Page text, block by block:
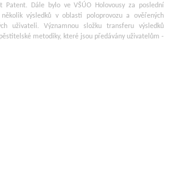
Patent. Dále bylo ve VŠÚO Holovousy za poslední
výsledků v oblasti poloprovozu a ověřených
uživateli. Významnou složku transferu výsledků
metodiky, které jsou předávány uživatelům -